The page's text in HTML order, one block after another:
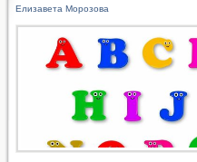
Елизавета Морозова